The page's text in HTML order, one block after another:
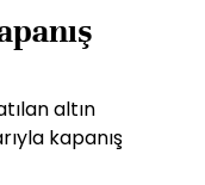
altın
kapanış